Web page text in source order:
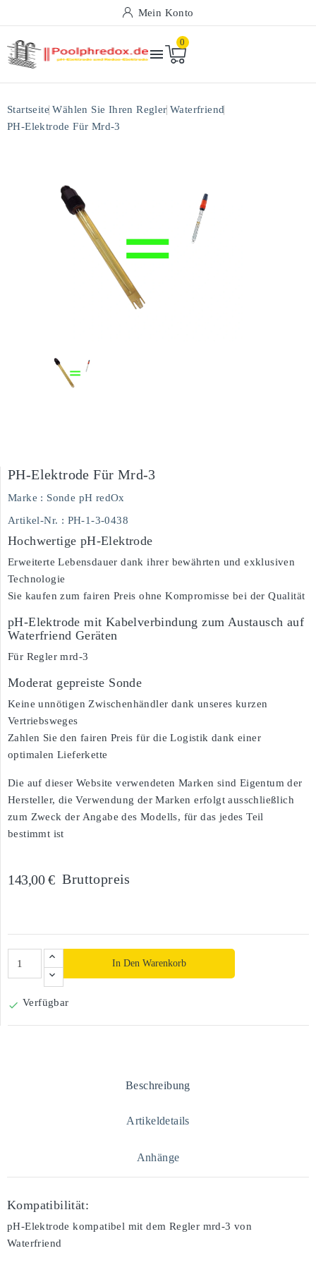
Mein Konto

0
Startseite Wählen Sie Ihren Regler Waterfriend
PH-Elektrode Für Mrd-3
PH-Elektrode Für Mrd-3
Marke : Sonde pH redOx
Artikel-Nr. : PH-1-3-0438
Hochwertige pH-Elektrode
Erweiterte Lebensdauer dank ihrer bewährten und exklusiven
Technologie
Sie kaufen zum fairen Preis ohne Kompromisse bei der Qualität
pH-Elektrode mit Kabelverbindung zum Austausch auf
Waterfriend Geräten
Für Regler mrd-3
Moderat gepreiste Sonde
Keine unnötigen Zwischenhändler dank unseres kurzen
Vertriebsweges
Zahlen Sie den fairen Preis für die Logistik dank einer
optimalen Lieferkette
Die auf dieser Website verwendeten Marken sind Eigentum der
Hersteller, die Verwendung der Marken erfolgt ausschließlich
zum Zweck der Angabe des Modells, für das jedes Teil
bestimmt ist
143,00 € Bruttopreis
In Den Warenkorb
 Verfügbar
Beschreibung
Artikeldetails
Anhänge
Kompatibilität:
pH-Elektrode kompatibel mit dem Regler mrd-3 von
Waterfriend